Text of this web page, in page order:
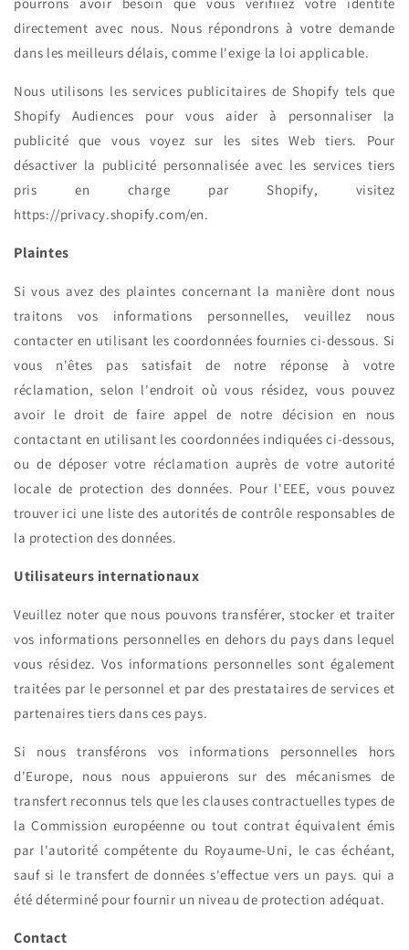
directement avec nous. Nous répondrons à votre demande
dans les meilleurs délais, comme l'exige la loi applicable.
Nous utilisons les services publicitaires de Shopify tels que
Shopify Audiences pour vous aider à personnaliser la
publicité que vous voyez sur les sites Web tiers. Pour
désactiver la publicité personnalisée avec les services tiers
pris en charge par Shopify, visitez
https://privacy.shopify.com/en.
Plaintes
Si vous avez des plaintes concernant la manière dont nous
traitons vos informations personnelles, veuillez nous
contacter en utilisant les coordonnées fournies ci-dessous. Si
vous n'êtes pas satisfait de notre réponse à votre
réclamation, selon l'endroit où vous résidez, vous pouvez
avoir le droit de faire appel de notre décision en nous
contactant en utilisant les coordonnées indiquées ci-dessous,
ou de déposer votre réclamation auprès de votre autorité
locale de protection des données. Pour l'EEE, vous pouvez
trouver ici une liste des autorités de contrôle responsables de
la protection des données.
Utilisateurs internationaux
Veuillez noter que nous pouvons transférer, stocker et traiter
vos informations personnelles en dehors du pays dans lequel
vous résidez. Vos informations personnelles sont également
traitées par le personnel et par des prestataires de services et
partenaires tiers dans ces pays.
Si nous transférons vos informations personnelles hors
d'Europe, nous nous appuierons sur des mécanismes de
transfert reconnus tels que les clauses contractuelles types de
la Commission européenne ou tout contrat équivalent émis
par l'autorité compétente du Royaume-Uni, le cas échéant,
sauf si le transfert de données s'effectue vers un pays. qui a
été déterminé pour fournir un niveau de protection adéquat.
Contact